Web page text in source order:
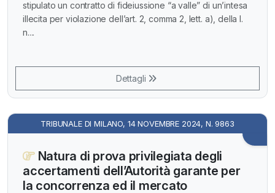
stipulato un contratto di fideiussione “a valle” di un’intesa
illecita per violazione dell’art. 2, comma 2, lett. a), della l.
n....
Dettagli
TRIBUNALE DI MILANO, 14 NOVEMBRE 2024, N. 9863
Natura di prova privilegiata degli
accertamenti dell’Autorità garante per
la concorrenza ed il mercato